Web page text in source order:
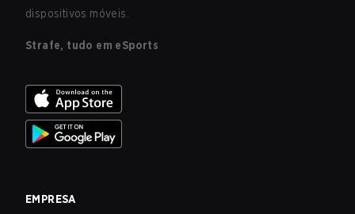
dispositivos móveis.
Strafe, tudo em eSports
EMPRESA